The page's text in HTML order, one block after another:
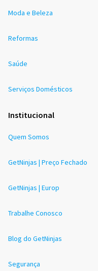
Moda e Beleza
Reformas
Saúde
Serviços Domésticos
Institucional
Quem Somos
GetNinjas | Preço Fechado
GetNinjas | Europ
Trabalhe Conosco
Blog do GetNinjas
Segurança